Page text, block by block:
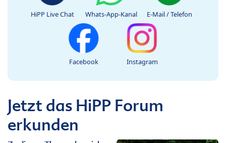
HiPP Live Chat Whats-App-Kanal E-Mail / Telefon
Facebook Instagram
Jetzt das HiPP Forum
erkunden